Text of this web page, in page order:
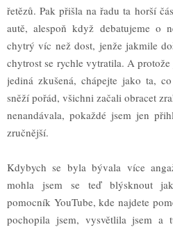
řetězů. Pak přišla nařadu ta horší č
autě, alespoňkdyž debatujeme o n
chytrývíc neždost, jenže jakmile do
chytrost se rychle vytratila. A protož
jediná zkušená, chápejte jako ta,
sněží pořád, všichni začali obracet
nenandávala, pokaždé jsem jen př
zručnější.
Kdybych se byla bývala více anga
mohla jsem se teď blýsknout
pomocník YouTube, kde najdete
pochopila jsem, vysvětlila jsem a